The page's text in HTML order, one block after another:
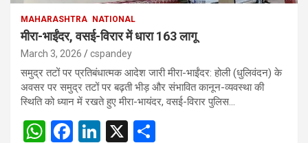
MAHARASHTRA NATIONAL
मीरा-भाईंदर, वसई-विरार में धारा 163 लागू
March 3, 2026 cspandey
समुद्र तटों पर प्रतिबंधात्मक आदेश जारी मीरा-भाईंदर: होली (धुलिवंदन) के
अवसर पर समुद्र तटों पर बढ़ती भीड़ और संभावित कानून-व्यवस्था की
स्थिति को ध्यान में रखते हुए मीरा-भायंदर, वसई-विरार पुलिस…
W F
Li
X